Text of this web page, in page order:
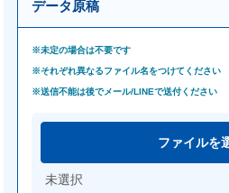
データ原稿
※未定の場合は不要です
※それぞれ異なるファイル名をつけてください
※送信不能は後でメール/LINEで送付ください
ファイルを
未選択